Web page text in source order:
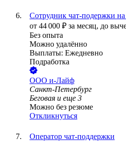
Сотрудник чат-подержки
от 44 000 ₽ за месяц, до
Без опыта
Можно удалённо
Выплаты: Ежедневно
Подработка
ООО и-Лайф
Санкт-Петербург
Беговая и еще 3
Можно без резюме
Откликнуться
Оператор чат-поддержки